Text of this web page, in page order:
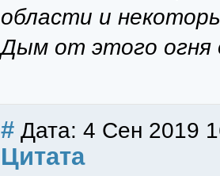
области и
Дым от этого
# Дата: 4 Сен 2019
Цитата